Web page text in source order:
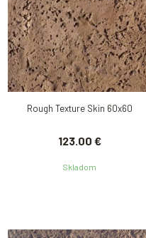
Rough Texture Skin 60x60
123.00 €
Skladom